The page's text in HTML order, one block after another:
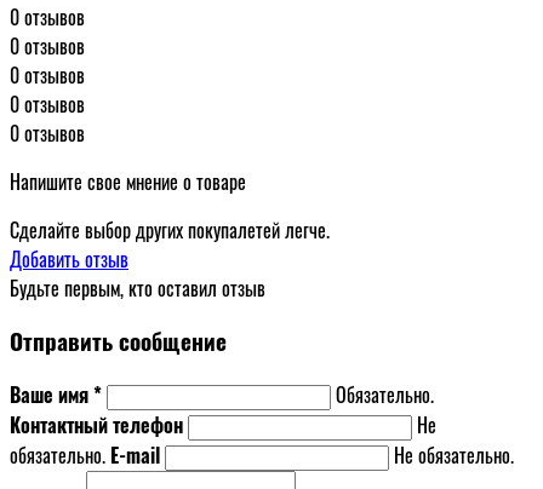
0 отзывов
0 отзывов
0 отзывов
0 отзывов
0 отзывов
Напишите свое мнение о товаре
Сделайте выбор других покупалетей легче.
Добавить отзыв
Будьте первым, кто оставил отзыв
Отправить сообщение
Ваше имя *
Обязательно.
Контактный телефон
Не
обязательно. E-mail
Не обязательно.